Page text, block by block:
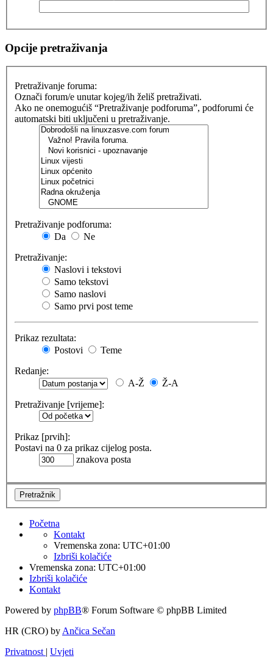
Opcije pretraživanja
Pretraživanje foruma:
Označi forum/e unutar kojeg/ih želiš pretraživati.
Ako ne onemogućiš “Pretraživanje podforuma”, podforumi će
automatski biti uključeni u pretraživanje.
Pretraživanje podforuma:
Da
Ne
Pretraživanje:
Naslovi i tekstovi
Samo tekstovi
Samo naslovi
Samo prvi post teme
Prikaz rezultata:
Postovi
Teme
Redanje:
A-Ž
Ž-A
Pretraživanje [vrijeme]:
Prikaz [prvih]:
Postavi na 0 za prikaz cijelog posta.
znakova posta
Početna
Kontakt
Vremenska zona: UTC+01:00
Izbriši kolačiće
Vremenska zona: UTC+01:00
Izbriši kolačiće
Kontakt
Powered by phpBB® Forum Software © phpBB Limited
HR (CRO) by Ančica Sečan
Privatnost | Uvjeti